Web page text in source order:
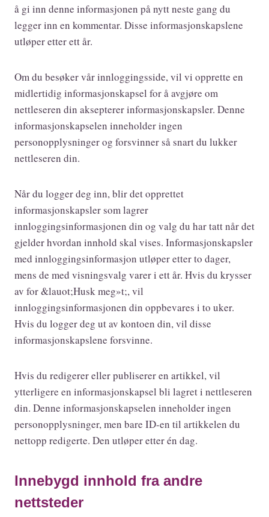
å gi inn denne informasjonen på nytt neste gang du
legger inn en kommentar. Disse informasjonskapslene
utløper etter ett år.
Om du besøker vår innloggingsside, vil vi opprette en
midlertidig informasjonskapsel for å avgjøre om
nettleseren din aksepterer informasjonskapsler. Denne
informasjonskapselen inneholder ingen
personopplysninger og forsvinner så snart du lukker
nettleseren din.
Når du logger deg inn, blir det opprettet
informasjonskapsler som lagrer
innloggingsinformasjonen din og valg du har tatt når det
gjelder hvordan innhold skal vises. Informasjonskapsler
med innloggingsinformasjon utløper etter to dager,
mens de med visningsvalg varer i ett år. Hvis du krysser
av for &lauot;Husk meg»t;, vil
innloggingsinformasjonen din oppbevares i to uker.
Hvis du logger deg ut av kontoen din, vil disse
informasjonskapslene forsvinne.
Hvis du redigerer eller publiserer en artikkel, vil
ytterligere en informasjonskapsel bli lagret i nettleseren
din. Denne informasjonskapselen inneholder ingen
personopplysninger, men bare ID-en til artikkelen du
nettopp redigerte. Den utløper etter én dag.
Innebygd innhold fra andre
nettsteder